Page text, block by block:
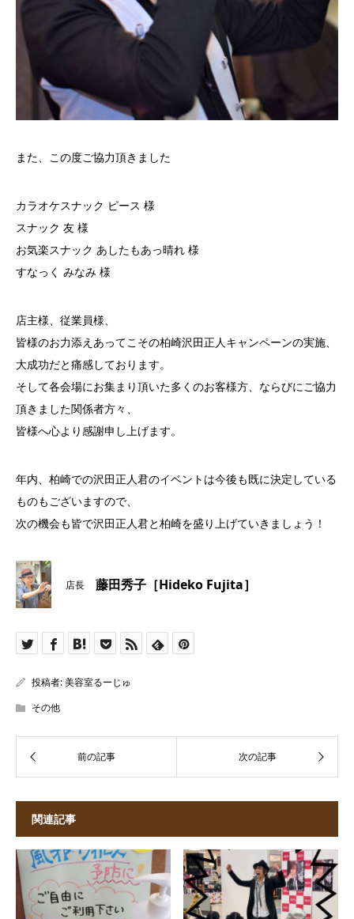
また、この度ご協力頂きました
カラオケスナック ピース 様
スナック 友 様
お気楽スナック あしたもあっ晴れ 様
すなっく みなみ 様
店主様、従業員様、
皆様のお力添えあってこその柏崎沢田正人キャンペーンの実施、
大成功だと痛感しております。
そして各会場にお集まり頂いた多くのお客様方、ならびにご協力
頂きました関係者方々、
皆様へ心より感謝申し上げます。
年内、柏崎での沢田正人君のイベントは今後も既に決定している
ものもございますので、
次の機会も皆で沢田正人君と柏崎を盛り上げていきましょう！
店長 藤田秀子［Hideko Fujita］
投稿者:美容室るーじゅ
その他
関連記事